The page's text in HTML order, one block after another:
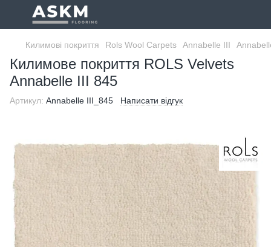
Килимові покриття Rols Wool Carpets Annabelle III
Килимове покриття ROLS Velvets
Annabelle III 845
Артикул: Annabelle III_845 Написати відгук